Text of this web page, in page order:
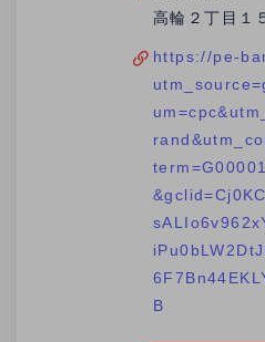
高輪２丁目１
https://pe-
B